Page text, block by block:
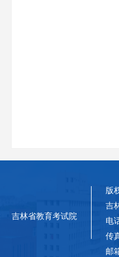
吉林省教育考试院
版
吉
电
传
邮